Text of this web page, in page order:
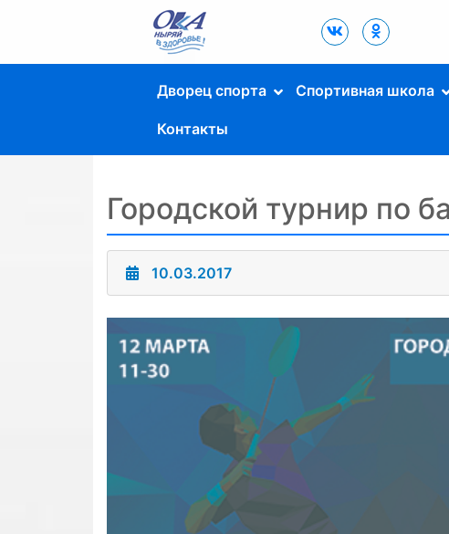
Дворец Спорта
"Ока" г. Пущино
Дворец спорта Спортивная школа
Контакты
Городской турнир по
10.03.2017